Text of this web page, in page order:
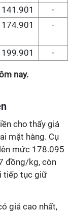
141.901
-
174.901 -
199.901 -
nay.
cho thấy giá
mặt hàng. Cụ
mức 178.095
đồng/kg, còn
tiếp tục giữ
giá cao nhất,